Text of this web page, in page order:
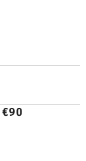
€90